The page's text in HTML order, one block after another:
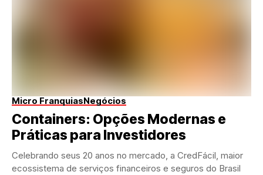
Micro FranquiasNegócios
Containers: Opções Modernas e
Práticas para Investidores
Celebrando seus 20 anos no mercado, a CredFácil, maior
ecossistema de serviços financeiros e seguros do Brasil